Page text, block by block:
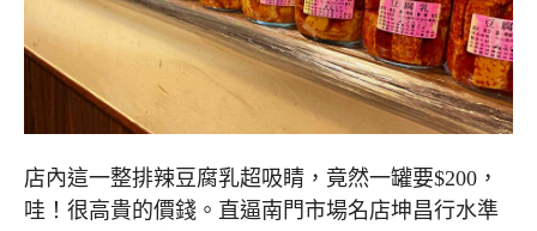
店內這一整排辣豆腐乳超吸睛，竟然一罐要$200，
哇！很高貴的價錢。直逼南門市場名店坤昌行水準